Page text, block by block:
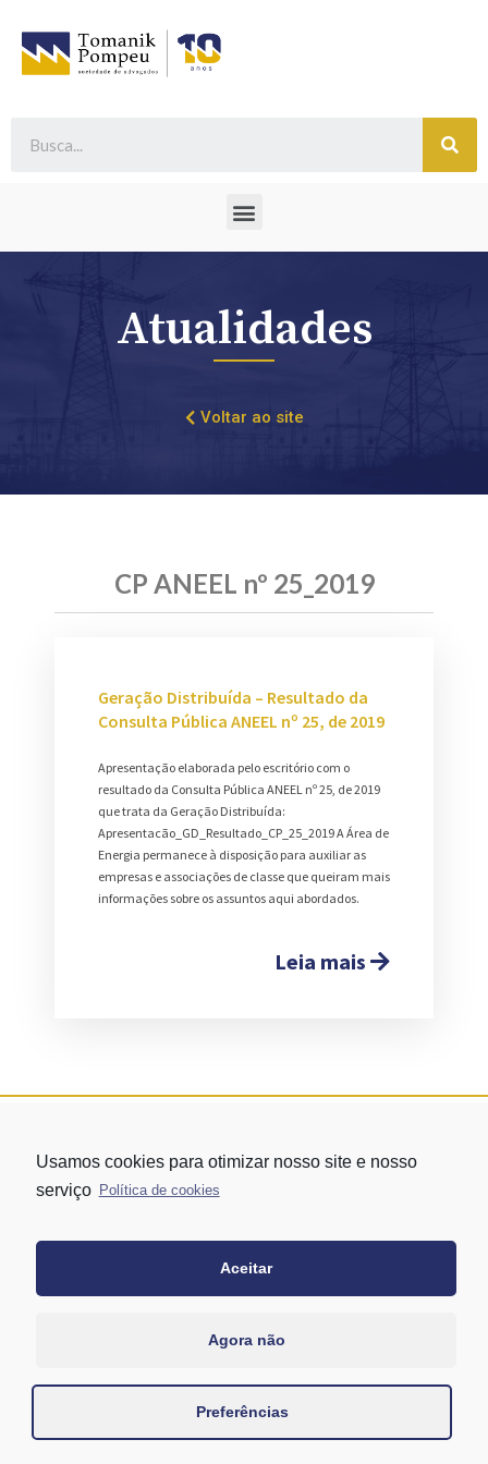
Atualidades
Voltar ao site
CP ANEEL nº 25_2019
Geração Distribuída – Resultado da
Consulta Pública ANEEL nº 25, de 2019
Apresentação elaborada pelo escritório com o
resultado da Consulta Pública ANEEL nº 25, de 2019
que trata da Geração Distribuída:
Apresentacão_GD_Resultado_CP_25_2019 A Área de
Energia permanece à disposição para auxiliar as
empresas e associações de classe que queiram mais
informações sobre os assuntos aqui abordados.
Leia mais
andar – conj. 1305 – Vila Mariana - São Paulo/SP
Usamos cookies para otimizar nosso site e nosso
serviço Política de cookies
Aceitar
Agora não
Preferências